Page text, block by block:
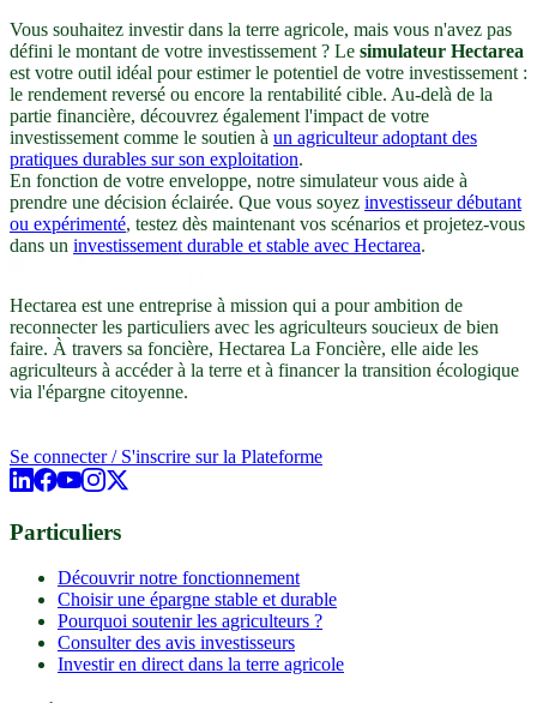
Vous souhaitez investir dans la terre agricole, mais vous n'avez pas
défini le montant de votre investissement ? Le simulateur Hectarea
est votre outil idéal pour estimer le potentiel de votre investissement :
le rendement reversé ou encore la rentabilité cible. Au-delà de la
partie financière, découvrez également l'impact de votre
investissement comme le soutien à un agriculteur adoptant des
pratiques durables sur son exploitation.
En fonction de votre enveloppe, notre simulateur vous aide à
prendre une décision éclairée. Que vous soyez investisseur débutant
ou expérimenté, testez dès maintenant vos scénarios et projetez-vous
dans un investissement durable et stable avec Hectarea.
Hectarea est une entreprise à mission qui a pour ambition de
reconnecter les particuliers avec les agriculteurs soucieux de bien
faire. À travers sa foncière, Hectarea La Foncière, elle aide les
agriculteurs à accéder à la terre et à financer la transition écologique
via l'épargne citoyenne.
Se connecter / S'inscrire sur la Plateforme
Particuliers
Découvrir notre fonctionnement
Choisir une épargne stable et durable
Pourquoi soutenir les agriculteurs ?
Consulter des avis investisseurs
Investir en direct dans la terre agricole